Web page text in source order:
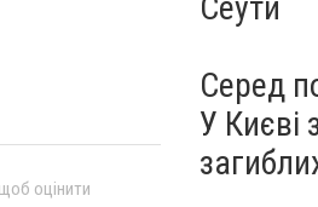
оцінити
Серед
У Києві